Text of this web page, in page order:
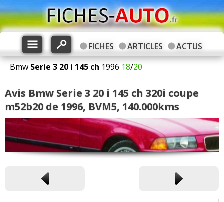
FICHES ARTICLES
ACTUS
Bmw Serie 3 20 i 145 ch 1996 18/20
Avis Bmw Serie 3 20 i 145 ch 320i coupe
m52b20 de 1996, BVM5, 140.000kms